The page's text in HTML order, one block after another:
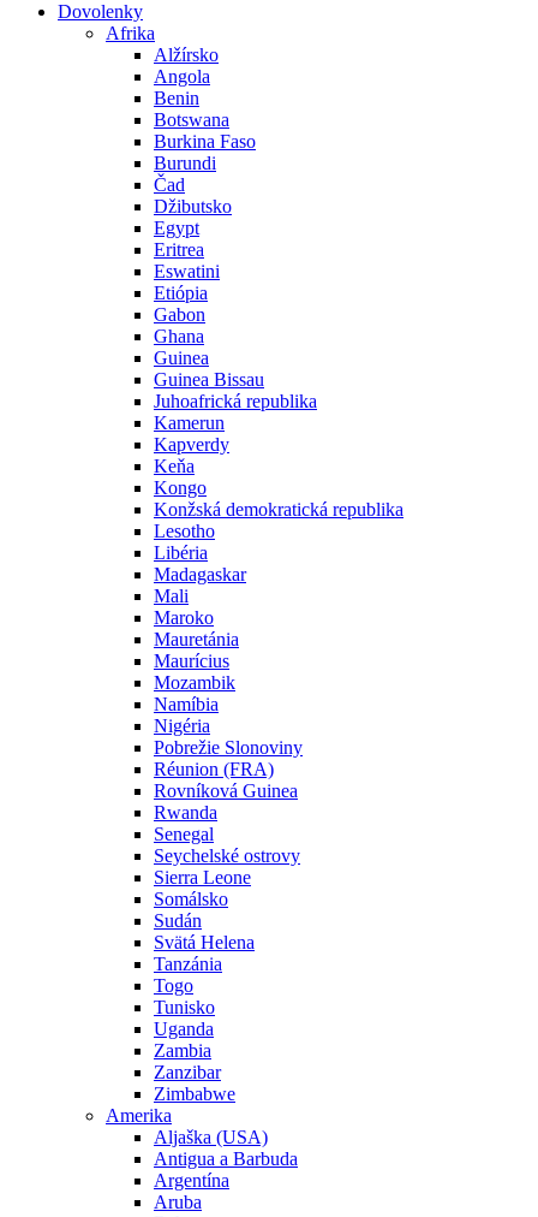
Dovolenky
Afrika
Alžírsko
Angola
Benin
Botswana
Burkina Faso
Burundi
Čad
Džibutsko
Egypt
Eritrea
Eswatini
Etiópia
Gabon
Ghana
Guinea
Guinea Bissau
Juhoafrická republika
Kamerun
Kapverdy
Keňa
Kongo
Konžská demokratická republika
Lesotho
Libéria
Madagaskar
Mali
Maroko
Mauretánia
Maurícius
Mozambik
Namíbia
Nigéria
Pobrežie Slonoviny
Réunion (FRA)
Rovníková Guinea
Rwanda
Senegal
Seychelské ostrovy
Sierra Leone
Somálsko
Sudán
Svätá Helena
Tanzánia
Togo
Tunisko
Uganda
Zambia
Zanzibar
Zimbabwe
Amerika
Aljaška (USA)
Antigua a Barbuda
Argentína
Aruba